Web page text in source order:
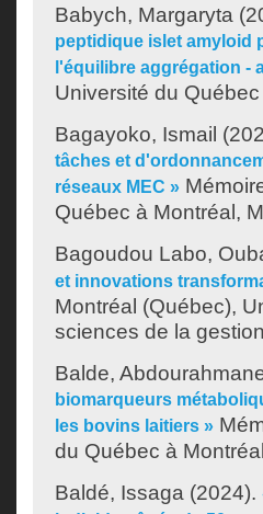
Babych, Margaryta
peptidique islet amyloid
l'équilibre aggrégation -
Université du
Bagayoko, Ismail
tâches et
réseaux MEC »
Québec à Montréal,
Bagoudou Labo,
et innovations
Montréal (Québec),
sciences de la
Balde,
biomarqueurs
les bovins laitiers »
du Québec à
Baldé, Issaga (2024).